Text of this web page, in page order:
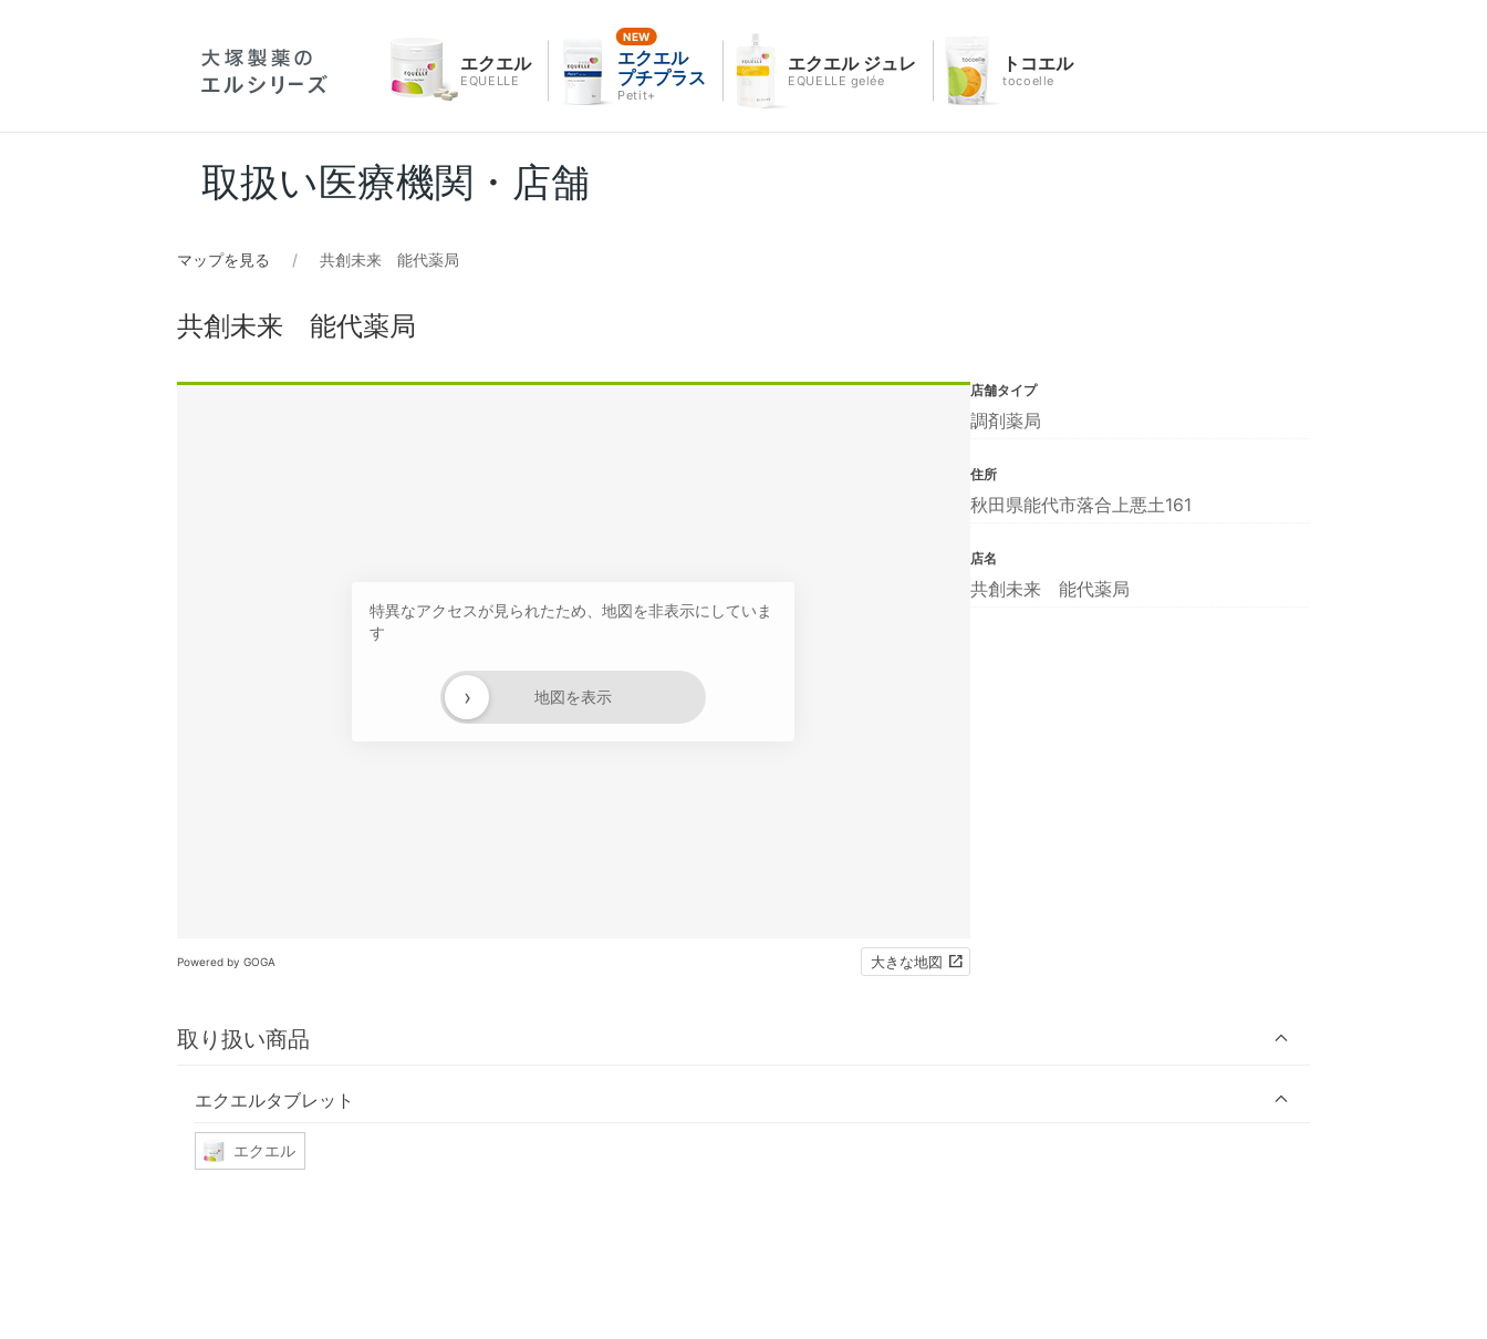
エクエル
EQUELLE
エクエル
プチプラス
Petit+
エクエル ジュレ
EQUELLE gelée
トコエル
tocoelle
取扱い医療機関・店舗
マップを見る 共創未来 能代薬局
共創未来 能代薬局
特異なアクセスが見られたため、地図を非表示にしていま
す
地図を表示
›
Powered by GOGA 大きな地図
取り扱い商品
エクエルタブレット
エクエル
店舗タイプ
調剤薬局
住所
秋田県能代市落合上悪土161
店名
共創未来 能代薬局